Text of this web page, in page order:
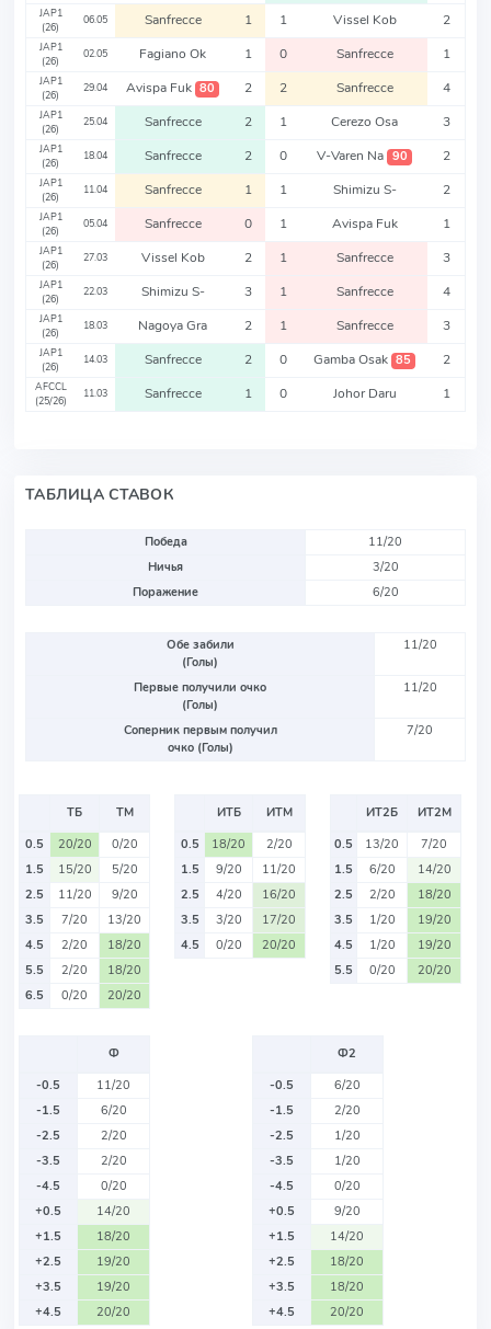
JAP1
(26)
06.05 Sanfrecce 1 1 Vissel Kob 2
JAP1
(26)
02.05 Fagiano Ok 1 0 Sanfrecce 1
JAP1
(26)
29.04 Avispa Fuk 80 2 2 Sanfrecce 4
JAP1
(26)
25.04 Sanfrecce 2 1 Cerezo Osa 3
JAP1
(26)
18.04 Sanfrecce 2 0 V-Varen Na 90 2
JAP1
(26)
11.04 Sanfrecce 1 1 Shimizu S- 2
JAP1
(26)
05.04 Sanfrecce 0 1 Avispa Fuk 1
JAP1
(26)
27.03 Vissel Kob 2 1 Sanfrecce 3
JAP1
(26)
22.03 Shimizu S- 3 1 Sanfrecce 4
JAP1
(26)
18.03 Nagoya Gra 2 1 Sanfrecce 3
JAP1
(26)
14.03 Sanfrecce 2 0 Gamba Osak 85 2
AFCCL
(25/26)
11.03 Sanfrecce 1 0 Johor Daru 1
ТАБЛИЦА СТАВОК
Победа
11/20
Ничья
3/20
Поражение
6/20
Обе забили
(Голы)
11/20
Первые получили очко
(Голы)
11/20
Соперник первым получил
очко (Голы)
7/20
ТБ
ТМ
0.5
20/20
0/20
1.5
15/20
5/20
2.5
11/20
9/20
3.5
7/20
13/20
4.5
2/20
18/20
5.5
2/20
18/20
6.5
0/20 20/20
ИТБ
ИТМ
0.5
18/20
2/20
1.5
9/20
11/20
2.5
4/20
16/20
3.5
3/20
17/20
4.5
0/20 20/20
ИТ2Б
ИТ2М
0.5
13/20
7/20
1.5
6/20
14/20
2.5
2/20
18/20
3.5
1/20
19/20
4.5
1/20
19/20
5.5
0/20 20/20
Ф
-0.5
11/20
-1.5
6/20
-2.5
2/20
-3.5
2/20
-4.5
0/20
+0.5
14/20
+1.5
18/20
+2.5
19/20
+3.5
19/20
+4.5
20/20
Ф2
-0.5
6/20
-1.5
2/20
-2.5
1/20
-3.5
1/20
-4.5
0/20
+0.5
9/20
+1.5
14/20
+2.5
18/20
+3.5
18/20
+4.5
20/20